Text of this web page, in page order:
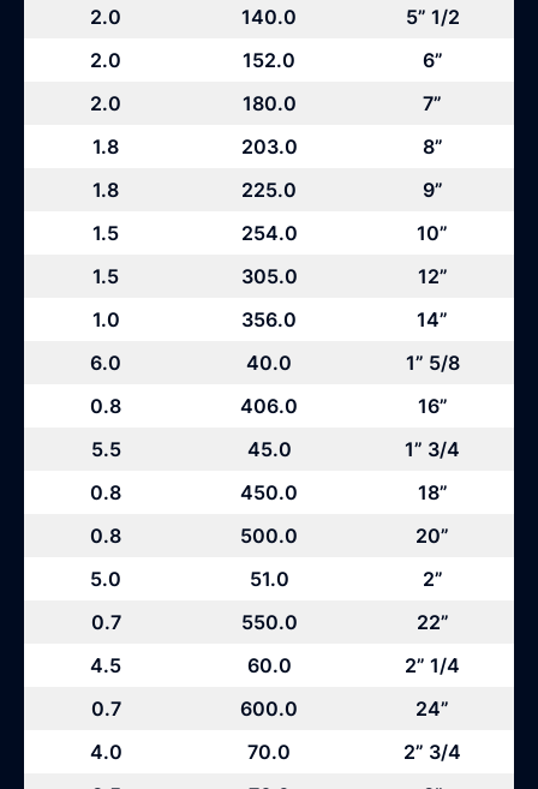
2.0
140.0
5” 1/2
2.0
152.0
6”
2.0
180.0
7”
1.8
203.0
8”
1.8
225.0
9”
1.5
254.0
10”
1.5
305.0
12”
1.0
356.0
14”
6.0
40.0
1” 5/8
0.8
406.0
16”
5.5
45.0
1” 3/4
0.8
450.0
18”
0.8
500.0
20”
5.0
51.0
2”
0.7
550.0
22”
4.5
60.0
2” 1/4
0.7
600.0
24”
4.0
70.0
2” 3/4